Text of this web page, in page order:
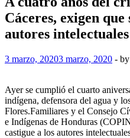
Cáceres, exigen que
autores intelectuales
3 marzo, 20203 marzo, 2020 - by
Ayer se cumplió el cuarto
indígena, defensora del agua y
Flores.Familiares y el Consejo
e Indígenas de Honduras
castigue a los autores